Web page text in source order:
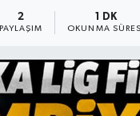
2
PAYLAŞIM
1 DK
OKUNMA